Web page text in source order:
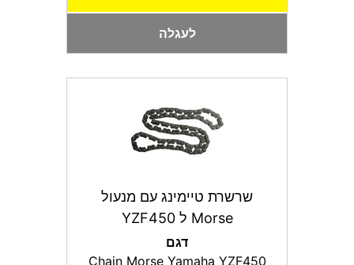
לעגלה
שרשרת טיימינג עם מנעול
Morse ל YZF450
דגם